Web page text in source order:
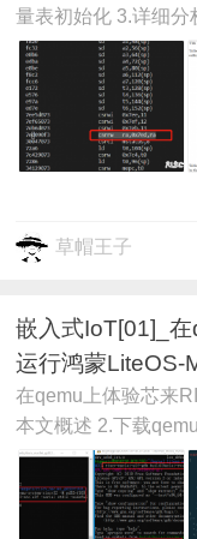
量表初始化 3.详细分
草帽王子
嵌入式IoT[01]_
运行鸿蒙LiteOS-
在qemu上体验芯来
本文概述 2.下载